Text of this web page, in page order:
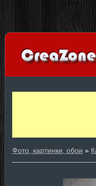
Фото, картинки, обои »